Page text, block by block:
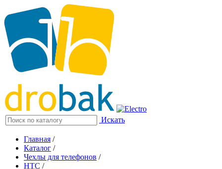
Искать
Главная /
Каталог /
Чехлы для телефонов /
HTC /